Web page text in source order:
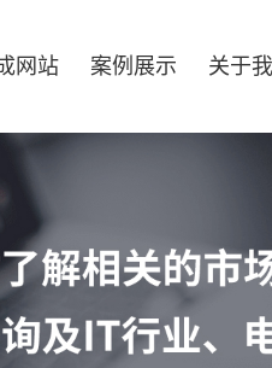
网站 案例展示 关于我